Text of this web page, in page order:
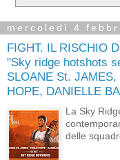
mercoledì 4
FIGHT. IL RISCHIO
"Sky ridge hotshots
SLOANE St. JAMES,
HOPE, DANIELLE
La Sky
delle